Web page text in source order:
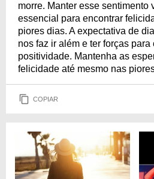
morre. Manter esse sentimento
essencial para encontrar
piores dias. A expectativa de
nos faz ir além e ter forças
positividade. Mantenha as
felicidade até mesmo nas
COPIAR